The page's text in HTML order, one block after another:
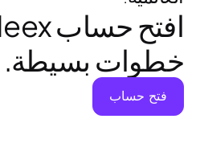
خطوات بسيطة.
فتح حساب